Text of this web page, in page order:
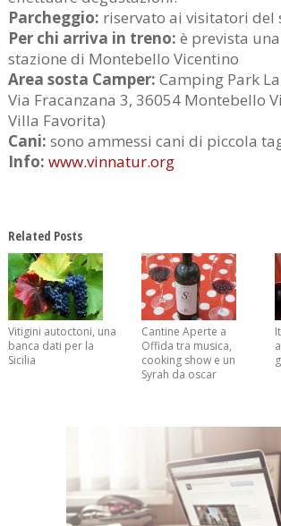
Parcheggio: riservato ai visitatori del
Per chi arriva in treno: è prevista
stazione di Montebello Vicentino
Area sosta Camper: Camping Park
Via Fracanzana 3, 36054 Montebello
Villa Favorita)
Cani: sono ammessi cani di piccola
Info: www.vinnatur.org
Related Posts
Vitigini autoctoni, una
banca dati per la
Sicilia
Cantine Aperte a
Offida tra musica,
cooking show e un
Syrah da oscar